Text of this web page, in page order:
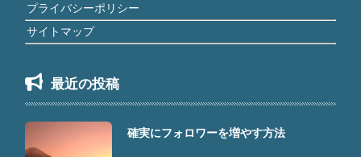
プライバシーポリシー
サイトマップ
最近の投稿
確実にフォロワーを増やす方法